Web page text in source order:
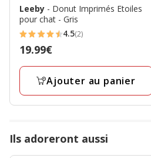
Leeby - Donut Imprimés Etoiles
pour chat - Gris
4.5
étoiles
avec
avis
4.5(2)
Prix
19.99€
19.99€
Ajouter au panier
Ils adoreront aussi